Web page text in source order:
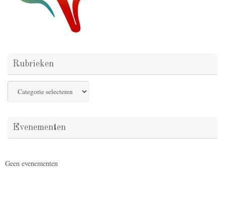
Rubrieken
Evenementen
Geen evenementen